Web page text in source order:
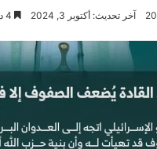
آخر تحديث: أكتوبر 3, 2024